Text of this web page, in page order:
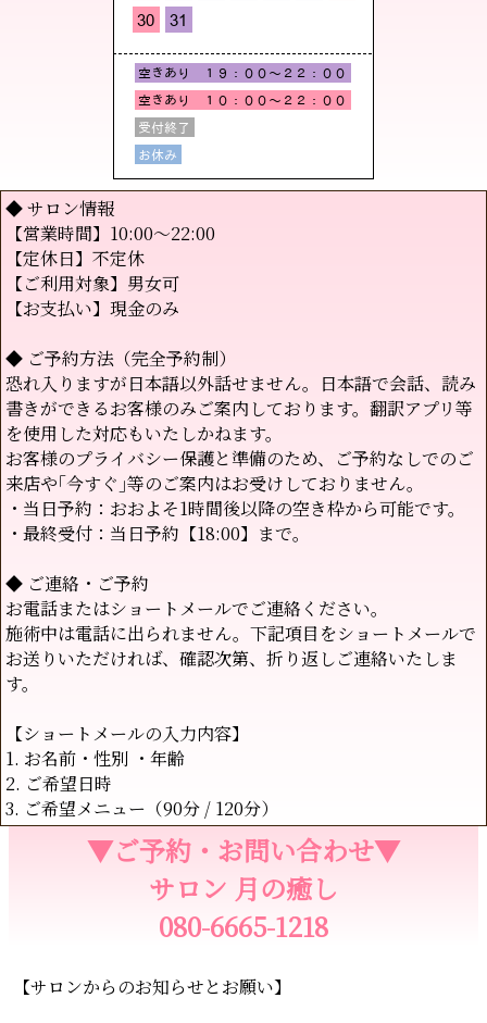
◆ サロン情報
【営業時間】10:00～22:00
【定休日】不定休
【ご利用対象】男女可
【お支払い】現金のみ
◆ ご予約方法（完全予約制）
恐れ入りますが日本語以外話せません。日本語で会話、読み
書きができるお客様のみご案内しております。翻訳アプリ等
を使用した対応もいたしかねます。
お客様のプライバシー保護と準備のため、ご予約なしでのご
来店や｢今すぐ｣等のご案内はお受けしておりません。
・当日予約：おおよそ1時間後以降の空き枠から可能です。
・最終受付：当日予約【18:00】まで。
◆ ご連絡・ご予約
お電話またはショートメールでご連絡ください。
施術中は電話に出られません。下記項目をショートメールで
お送りいただければ、確認次第、折り返しご連絡いたしま
す。
【ショートメールの入力内容】
1. お名前・性別 ・年齢
2. ご希望日時
3. ご希望メニュー（90分 / 120分）
▼ご予約・お問い合わせ▼
サロン 月の癒し
080-6665-1218
【サロンからのお知らせとお願い】